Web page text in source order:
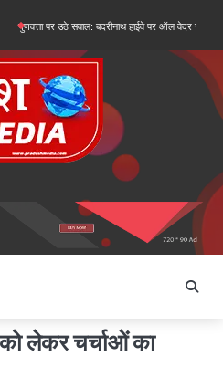
पर उठे सवाल: बदरीनाथ हाईवे पर ऑल वेदर रोड के सुधारीकरण
लेकर चर्चाओं का